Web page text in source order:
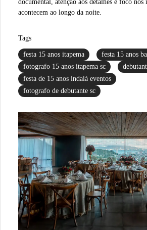
documental, atenção aos detalhes e foco nos
acontecem ao longo da noite.
Tags
festa 15 anos itapema
festa 15 anos
fotografo 15 anos itapema sc
festa de 15 anos indaiá eventos
fotografo de debutante sc